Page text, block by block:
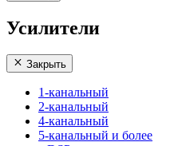
Усилители
Закрыть
1-канальный
2-канальный
4-канальный
5-канальный и более